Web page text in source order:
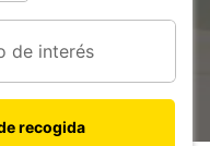
recogida